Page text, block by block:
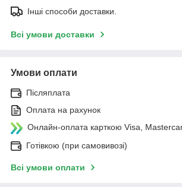
Інші способи доставки.
Всі умови доставки
Умови оплати
Післяплата
Оплата на рахунок
Онлайн-оплата карткою Visa,
Готівкою (при самовивозі)
Всі умови оплати